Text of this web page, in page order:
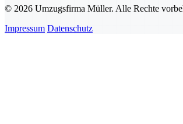
© 2026 Umzugsfirma Müller. Alle Rechte
Impressum Datenschutz